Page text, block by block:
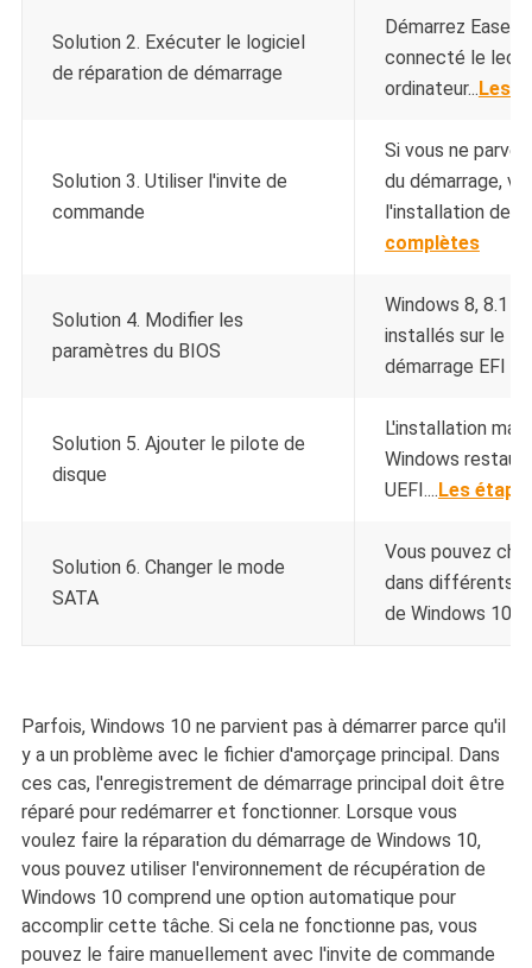
Solution 2. Exécuter le logiciel
de réparation de démarrage
Démarrez
connecté le
ordinateur...Les
Solution 3. Utiliser l'invite de
commande
Si vous ne
du démarrage,
l'installation de
complètes
Solution 4. Modifier les
paramètres du BIOS
Windows 8, 8.1
installés sur le
démarrage EFI et
Solution 5. Ajouter le pilote de
disque
L'installation
Windows
UEFI....Les
Solution 6. Changer le mode
SATA
Vous pouvez
dans différents
de Windows 10...
Parfois, Windows 10 ne parvient pas à démarrer parce qu'il
y a un problème avec le fichier d'amorçage principal. Dans
ces cas, l'enregistrement de démarrage principal doit être
réparé pour redémarrer et fonctionner. Lorsque vous
voulez faire la réparation du démarrage de Windows 10,
vous pouvez utiliser l'environnement de récupération de
Windows 10 comprend une option automatique pour
accomplir cette tâche. Si cela ne fonctionne pas, vous
pouvez le faire manuellement avec l'invite de commande